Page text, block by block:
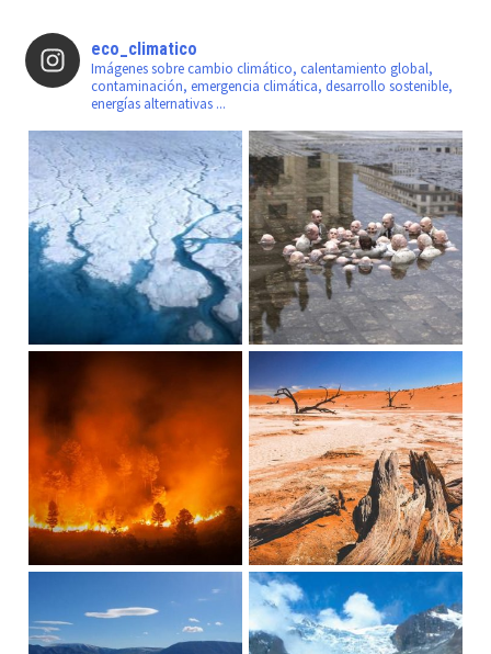
eco_climatico
Imágenes sobre cambio climático, calentamiento global,
contaminación, emergencia climática, desarrollo sostenible,
energías alternativas ...